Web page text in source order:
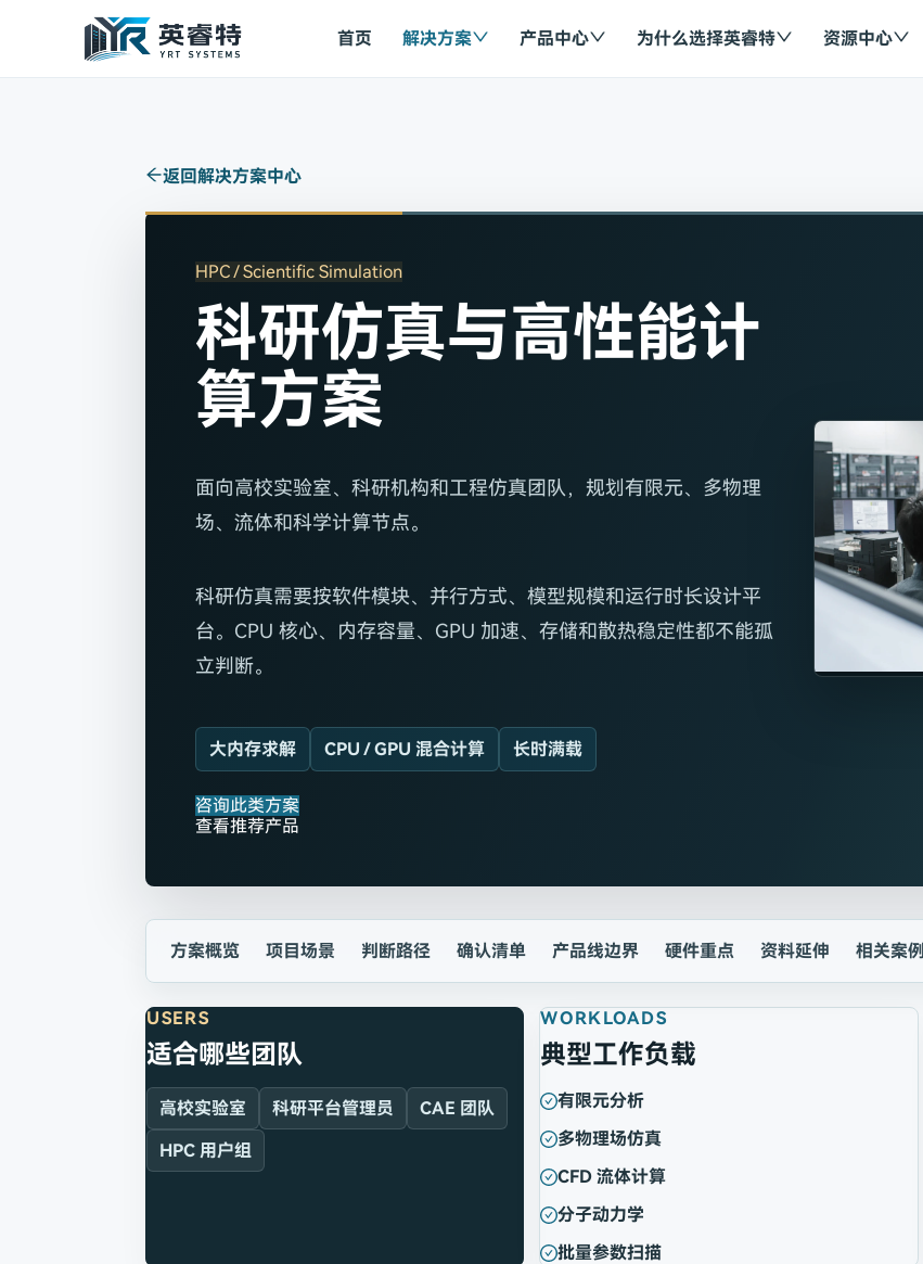
首页 解决方案 产品中心 为什么选择英睿特 资源中心
返回解决方案中心
HPC / Scientific Simulation
科研仿真与高性能计
算方案
面向高校实验室、科研机构和工程仿真团队，规划有限元、多物理
场、流体和科学计算节点。
科研仿真需要按软件模块、并行方式、模型规模和运行时长设计平
台。CPU 核心、内存容量、GPU 加速、存储和散热稳定性都不能孤
立判断。
大内存求解 CPU / GPU 混合计算 长时满载
咨询此类方案
查看推荐产品
方案概览 项目场景 判断路径 确认清单 产品线边界 硬件重点 资料延伸 相关案例
USERS
适合哪些团队
高校实验室 科研平台管理员 CAE 团队
HPC 用户组
WORKLOADS
典型工作负载
有限元分析
多物理场仿真
CFD 流体计算
分子动力学
批量参数扫描